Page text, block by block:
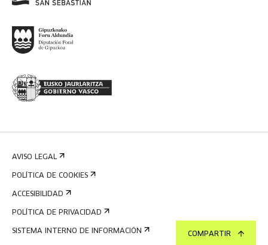
COMPARTIR
AVISO LEGAL
POLÍTICA DE COOKIES
ACCESIBILIDAD
POLÍTICA DE PRIVACIDAD
SISTEMA INTERNO DE INFORMACIÓN